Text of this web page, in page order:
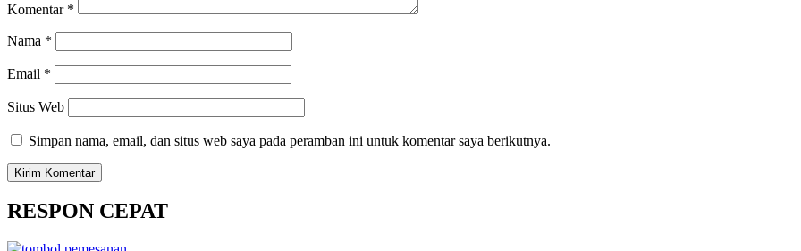
Komentar *
Nama *
Email *
Situs Web
Simpan nama, email, dan situs web saya pada peramban ini untuk komentar saya berikutnya.
RESPON CEPAT